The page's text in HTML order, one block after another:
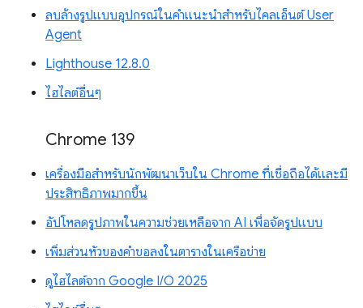
ลบล้างรูปแบบอุปกรณ์ในคำแนะนำสำหรับไคลเอ็นต์ User
Agent
Lighthouse 12.8.0
ไฮไลต์อื่นๆ
Chrome 139
เครื่องมือสำหรับนักพัฒนาเว็บใน Chrome ที่เชื่อถือได้และมี
ประสิทธิภาพมากขึ้น
อัปโหลดรูปภาพในความช่วยเหลือจาก AI เพื่อจัดรูปแบบ
เพิ่มส่วนหัวของคำขอลงในตารางในเครือข่าย
ดูไฮไลต์จาก Google I/O 2025